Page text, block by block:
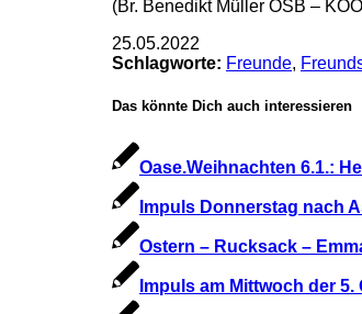
(Br. Benedikt Müller OSB –
25.05.2022
Schlagworte: Freunde,
Das könnte Dich auch interessieren
Oase.Weihnachten 6.1.:
Impuls Donnerstag nach
Ostern – Rucksack –
Impuls am Mittwoch der